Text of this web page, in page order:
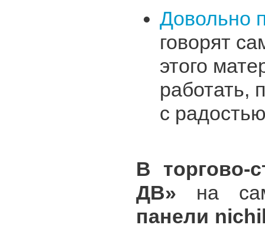
Довольно
говорят
этого
работать,
с
В торгово-
ДВ» на
панели